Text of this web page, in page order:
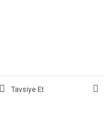
Tavsiye Et